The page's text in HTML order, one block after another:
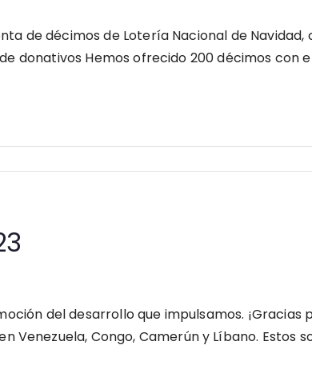
de décimos de Lotería Nacional de Navidad,
donativos Hemos ofrecido 200 décimos con
del desarrollo que impulsamos. ¡Gracias
Venezuela, Congo, Camerún y Líbano. Estos